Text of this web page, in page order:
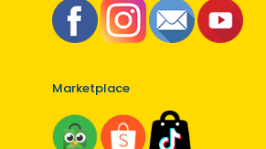
Marketplace